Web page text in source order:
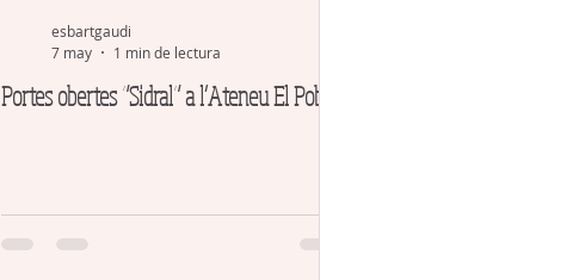
Portes obertes “Sidral” a l’Ateneu El Poblet
esbartgaudi
7 may
1 min de lectura